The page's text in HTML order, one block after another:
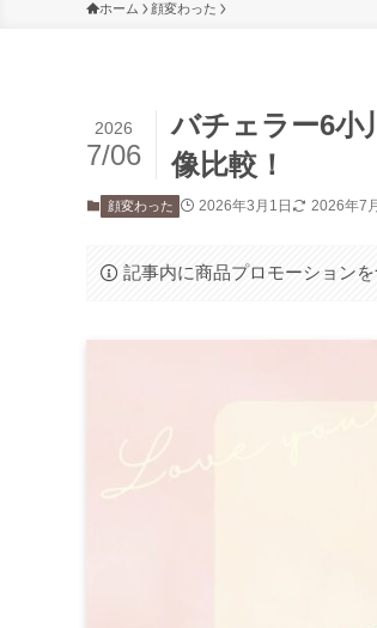
ホーム 顔変わった
バチェラー6小
像比較！
2026
7/06
顔変わった 2026年3月1日 2026年7
記事内に商品プロモーションを